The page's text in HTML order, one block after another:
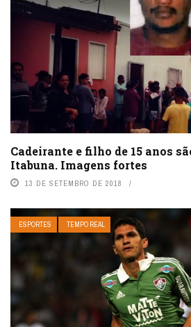
Cadeirante e filho de 15 anos
Itabuna. Imagens fortes
13 DE SETEMBRO DE 2018
ESPORTES TEMPO REAL